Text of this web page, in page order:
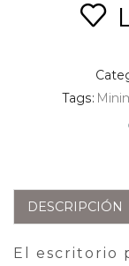
Tags:
DESCRIPCIÓN
El escritorio